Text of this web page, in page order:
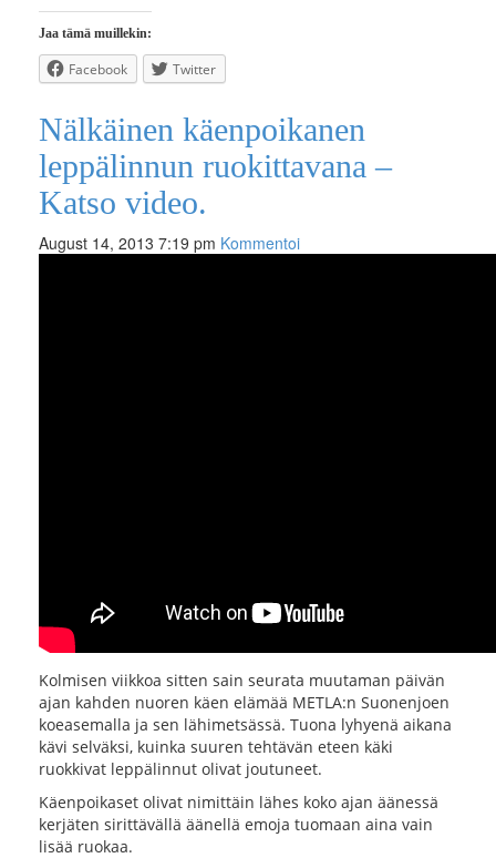
Jaa tämä muillekin:
Facebook Twitter
Nälkäinen käenpoikanen
leppälinnun ruokittavana –
Katso video.
August 14, 2013 7:19 pm Kommentoi
Kolmisen viikkoa sitten sain seurata muutaman päivän
ajan kahden nuoren käen elämää METLA:n Suonenjoen
koeasemalla ja sen lähimetsässä. Tuona lyhyenä aikana
kävi selväksi, kuinka suuren tehtävän eteen käki
ruokkivat leppälinnut olivat joutuneet.
Käenpoikaset olivat nimittäin lähes koko ajan äänessä
kerjäten sirittävällä äänellä emoja tuomaan aina vain
lisää ruokaa.